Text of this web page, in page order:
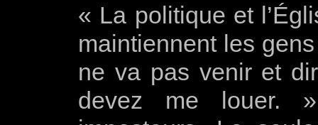
« La politique et
maintiennent les
ne va pas venir et
devez me louer.